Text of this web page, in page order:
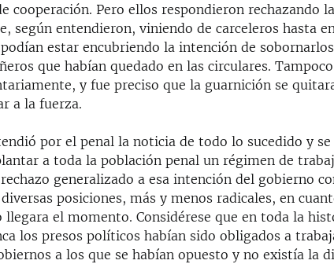
cooperación. Pero ellos respondieron rechazando
según entendieron, viniendo de carceleros hasta
estar encubriendo la intención de
que habían quedado en las circulares.
y fue preciso que la guarnición se
a la fuerza.
por el penal la noticia de todo lo sucedido y
a toda la población penal un régimen de
generalizado a esa intención del gobierno
posiciones, más y menos radicales, en
llegara el momento. Considérese que en toda la
los presos políticos habían sido obligados a
a los que se habían opuesto y no existía la